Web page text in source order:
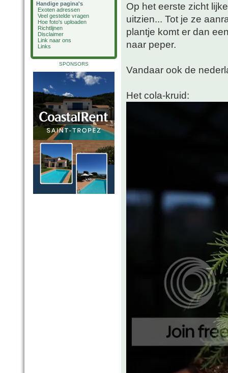
Handige pagina's
Exoten adressen
Veel gestelde vragen
Hoe foto's uploaden
Richtlijnen
Disclaimer
Link naar ons
Links
SPONSORS
Op het eerste zicht
uitzien... Tot je ze
plantje komt er dan
naar peper.
Vandaar ook de
Het cola-kruid: